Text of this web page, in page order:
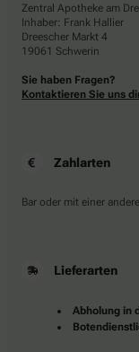
Zentral Apotheke am
Inhaber: Frank Hallier
Dreescher Markt 4
19061 Schwerin
Sie haben Fragen?
Kontaktieren Sie uns
Zahlarten
Bar oder mit einer
Lieferarten
Abholung in